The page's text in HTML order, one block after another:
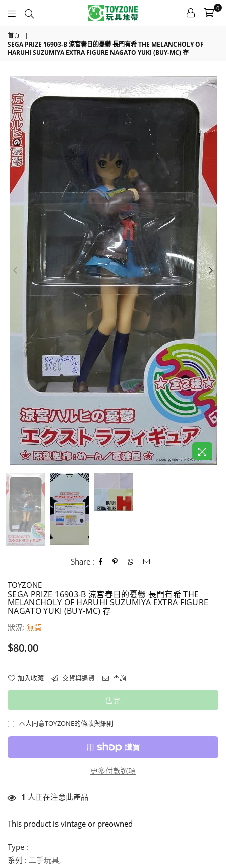
0
首頁
|
SEGA PRIZE 16903-B 涼宮春日的憂鬱 長門有希 THE MELANCHOLY OF
HARUHI SUZUMIYA EXTRA FIGURE NAGATO YUKI (BUY-MC) 存
Share :
TOYZONE
SEGA PRIZE 16903-B 涼宮春日的憂鬱 長門有希 THE
MELANCHOLY OF HARUHI SUZUMIYA EXTRA FIGURE
NAGATO YUKI (BUY-MC) 存
狀況: 無貨
價
$80.00
加入收藏 交貨與退貨 查詢
售完
本人同意TOYZONE的條款與細則
更多付款選項
1 人正在注意此產品
This product is vintage or preowned
Type :
系列 : 二手玩具,